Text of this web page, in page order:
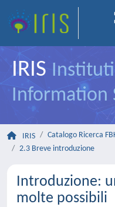
IRIS
Information
IRIS Catalogo Ricerca
2.3 Breve introduzione
Introduzione:
molte possibili